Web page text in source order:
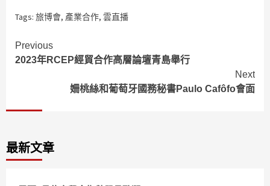
Tags: 旅博會, 產業合作, 雲直播
Continue
Reading
Previous
2023年RCEP經貿合作高層論壇青島舉行
Next
姍桃絲和葡萄牙國務秘書Paulo Cafôfo會面
最新文章